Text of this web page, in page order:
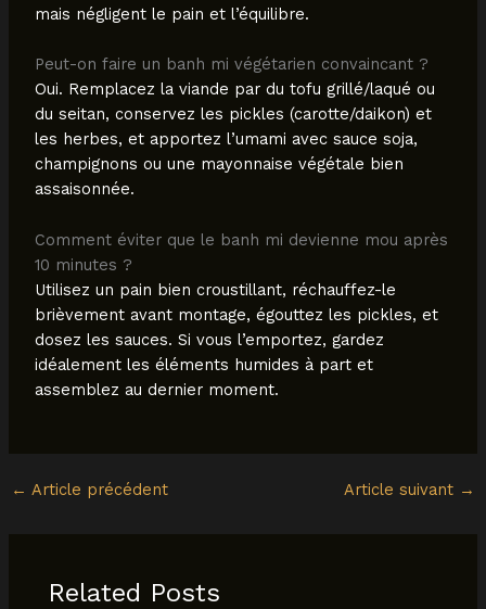
mais négligent le pain et l’équilibre.
Peut-on faire un banh mi végétarien convaincant ?
Oui. Remplacez la viande par du tofu grillé/laqué ou
du seitan, conservez les pickles (carotte/daikon) et
les herbes, et apportez l’umami avec sauce soja,
champignons ou une mayonnaise végétale bien
assaisonnée.
Comment éviter que le banh mi devienne mou après
10 minutes ?
Utilisez un pain bien croustillant, réchauffez-le
brièvement avant montage, égouttez les pickles, et
dosez les sauces. Si vous l’emportez, gardez
idéalement les éléments humides à part et
assemblez au dernier moment.
← Article précédent Article suivant →
Related Posts